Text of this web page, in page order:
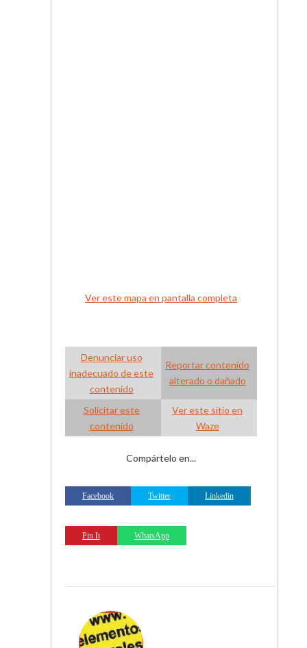
Ver este mapa en pantalla completa
Denunciar uso
inadecuado de este
contenido
Reportar contenido
alterado o dañado
Solicitar este
contenido
Ver este sitio en
Waze
Compártelo en...
Facebook Twitter Linkedin
Pin It WhatsApp